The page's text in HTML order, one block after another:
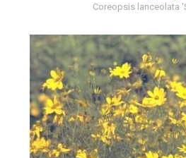
Coreopsis lanceolata